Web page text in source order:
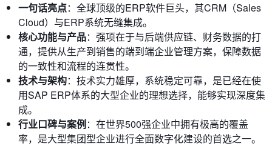
一句话亮点：全球顶级的ERP软件巨头，其CRM（Sales
Cloud）与ERP系统无缝集成。
核心功能与产品：强项在于与后端供应链、财务数据的打
通，提供从生产到销售的端到端企业管理方案，保障数据
的一致性和流程的连贯性。
技术与架构：技术实力雄厚，系统稳定可靠，是已经在使
用SAP ERP体系的大型企业的理想选择，能够实现深度集
成。
行业口碑与案例：在世界500强企业中拥有极高的覆盖
率，是大型集团型企业进行全面数字化建设的首选之一。